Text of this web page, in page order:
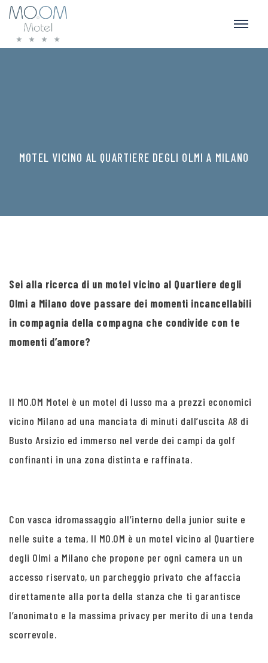
MOTEL VICINO AL QUARTIERE DEGLI OLMI A MILANO
Sei alla ricerca di un motel vicino al Quartiere degli
Olmi a Milano dove passare dei momenti incancellabili
in compagnia della compagna che condivide con te
momenti d’amore?
Il MO.OM Motel è un motel di lusso ma a prezzi economici
vicino Milano ad una manciata di minuti dall’uscita A8 di
Busto Arsizio ed immerso nel verde dei campi da golf
confinanti in una zona distinta e raffinata.
Con vasca idromassaggio all’interno della junior suite e
nelle suite a tema, Il MO.OM è un motel vicino al Quartiere
degli Olmi a Milano che propone per ogni camera un un
accesso riservato, un parcheggio privato che affaccia
direttamente alla porta della stanza che ti garantisce
l’anonimato e la massima privacy per merito di una tenda
scorrevole.